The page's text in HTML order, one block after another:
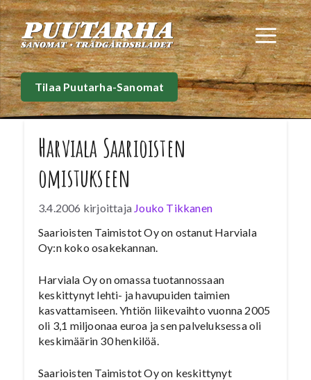
Siirry
sisältöön
Tilaa Puutarha-Sanomat
Harviala Saarioisten
omistukseen
3.4.2006 kirjoittaja Jouko Tikkanen
Saarioisten Taimistot Oy on ostanut Harviala
Oy:n koko osakekannan.
Harviala Oy on omassa tuotannossaan
keskittynyt lehti- ja havupuiden taimien
kasvattamiseen. Yhtiön liikevaihto vuonna 2005
oli 3,1 miljoonaa euroa ja sen palveluksessa oli
keskimäärin 30 henkilöä.
Saarioisten Taimistot Oy on keskittynyt